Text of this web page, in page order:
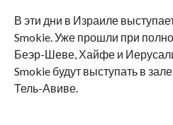
В эти дни в Израиле
Smokie. Уже прошли при
Беэр-Шеве, Хайфе и
Smokie будут выступать в
Тель-Авиве.